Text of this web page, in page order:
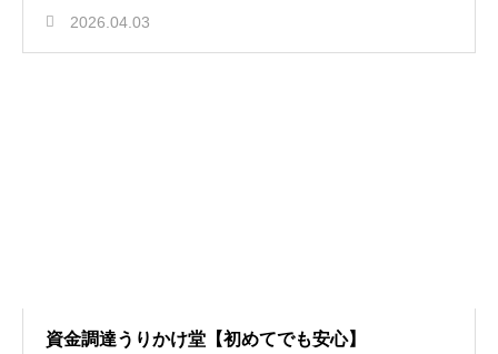
2026.04.03
資金調達うりかけ堂【初めてでも安心】